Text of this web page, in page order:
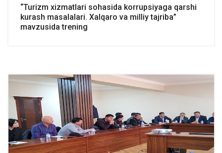
“Turizm xizmatlari sohasida korrupsiyaga qarshi
kurash masalalari. Xalqaro va milliy tajriba”
mavzusida trening